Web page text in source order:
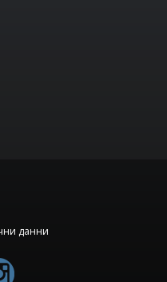
данни